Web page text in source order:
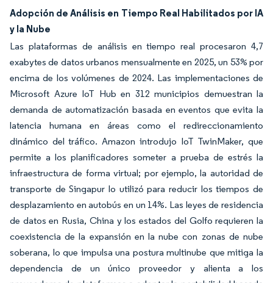
Adopción de Análisis en Tiempo Real Habilitados por IA
y la Nube
Las plataformas de análisis en tiempo real procesaron 4,7
exabytes de datos urbanos mensualmente en 2025, un 53% por
encima de los volúmenes de 2024. Las implementaciones de
Microsoft Azure IoT Hub en 312 municipios demuestran la
demanda de automatización basada en eventos que evita la
latencia humana en áreas como el redireccionamiento
dinámico del tráfico. Amazon introdujo IoT TwinMaker, que
permite a los planificadores someter a prueba de estrés la
infraestructura de forma virtual; por ejemplo, la autoridad de
transporte de Singapur lo utilizó para reducir los tiempos de
desplazamiento en autobús en un 14%. Las leyes de residencia
de datos en Rusia, China y los estados del Golfo requieren la
coexistencia de la expansión en la nube con zonas de nube
soberana, lo que impulsa una postura multinube que mitiga la
dependencia de un único proveedor y alienta a los